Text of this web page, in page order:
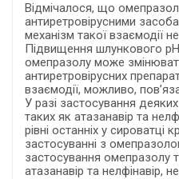
Відмічалося, що
антиретровірусними
механізм такої взаємодії
Підвищення шлункового
омепразолу може
антиретровірусних
взаємодії, можливо,
У разі застосування
таких як атазанавір та
рівні останніх у сироватці
застосуванні з
застосування омепразолу
атазанавір та нелфінавір,